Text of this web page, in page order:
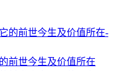
前世今生及价值所在